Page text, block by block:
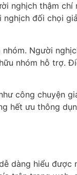
nghịch thậm chí
đối chọi
Người
nhóm hỗ trợ.
công chuyện
hết ưu thông
dàng hiểu được